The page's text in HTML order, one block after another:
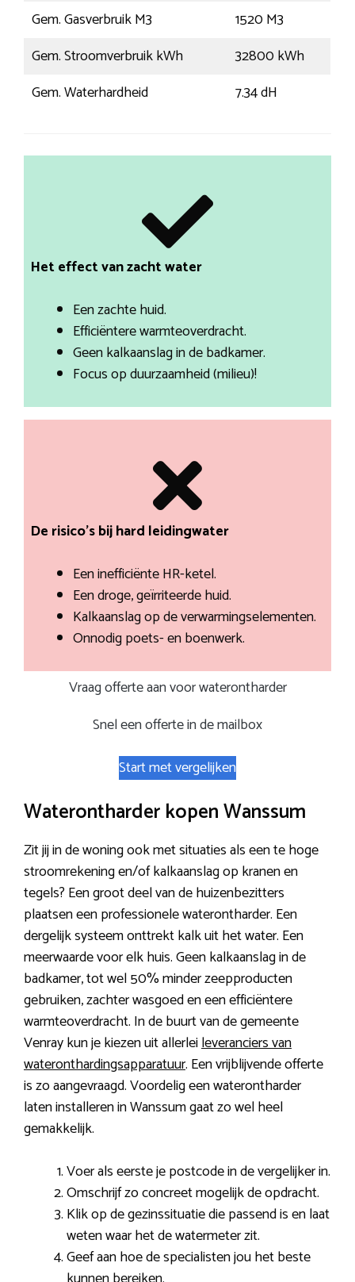
Gem. Gasverbruik M3
1520 M3
Gem. Stroomverbruik kWh
32800 kWh
Gem. Waterhardheid
7.34 dH
Het effect van zacht water
Een zachte huid.
Efficiëntere warmteoverdracht.
Geen kalkaanslag in de badkamer.
Focus op duurzaamheid (milieu)!
De risico’s bij hard leidingwater
Een inefficiënte HR-ketel.
Een droge, geïrriteerde huid.
Kalkaanslag op de verwarmingselementen.
Onnodig poets- en boenwerk.
Vraag offerte aan voor waterontharder
Snel een offerte in de mailbox
Start met vergelijken
Waterontharder kopen Wanssum
Zit jij in de woning ook met situaties als een te hoge
stroomrekening en/of kalkaanslag op kranen en
tegels? Een groot deel van de huizenbezitters
plaatsen een professionele waterontharder. Een
dergelijk systeem onttrekt kalk uit het water. Een
meerwaarde voor elk huis. Geen kalkaanslag in de
badkamer, tot wel 50% minder zeepproducten
gebruiken, zachter wasgoed en een efficiëntere
warmteoverdracht. In de buurt van de gemeente
Venray kun je kiezen uit allerleileveranciers van
wateronthardingsapparatuur. Een vrijblijvende offerte
is zo aangevraagd. Voordelig een waterontharder
laten installeren in Wanssum gaat zo wel heel
gemakkelijk.
Voer als eerste je postcode in de vergelijker in.
Omschrijf zo concreet mogelijk de opdracht.
Klik op de gezinssituatie die passend is en laat
weten waar het de watermeter zit.
Geef aan hoe de specialisten jou het beste